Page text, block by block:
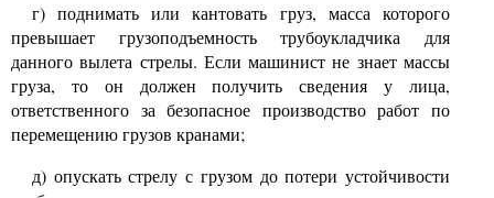
г) поднимать или кантовать груз, масса которого
превышает грузоподъемность трубоукладчика для
данного вылета стрелы. Если машинист не знает массы
груза, то он должен получить сведения у лица,
ответственного за безопасное производство работ по
перемещению грузов кранами;
д) опускать стрелу с грузом до потери устойчивости